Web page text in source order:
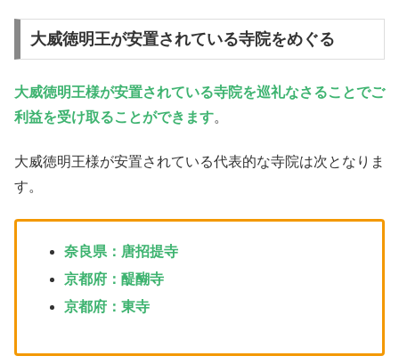
大威徳明王が安置されている寺院をめぐる
大威徳明王様が安置されている寺院を巡礼なさることでご
利益を受け取ることができます。
大威徳明王様が安置されている代表的な寺院は次となりま
す。
奈良県：唐招提寺
京都府：醍醐寺
京都府：東寺